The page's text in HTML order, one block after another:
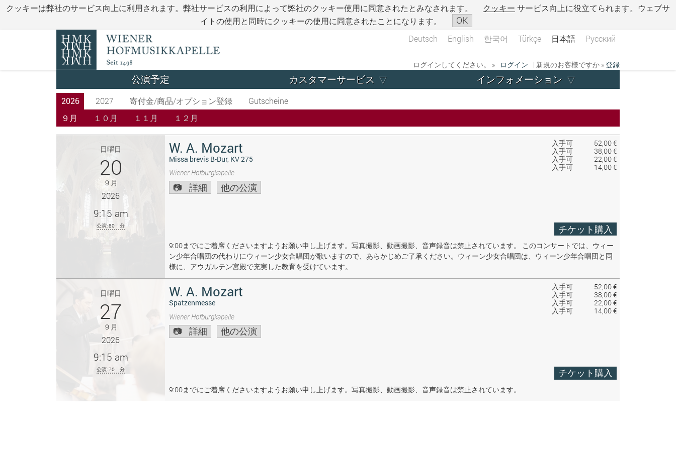
クッキーは弊社のサービス向上に利用されます。弊社サービスの利用によって弊社のクッキー使用に同意されたとみなされます。 クッキー サービス向上に役立てられます。ウェブサ
イトの使用と同時にクッキーの使用に同意されたことになります。
OK
Deutsch English 한국어 Türkçe 日本語 Русский
ログインしてください。 » ログイン | 新規のお客様ですか »登録
公演予定 カスタマーサービス インフォメーション
2026 2027 寄付金/商品/オプション登録
Gutscheine
９月
１０月 １１月 １２月
入手可
52,00 €
入手可
38,00 €
入手可
22,00 €
入手可
14,00 €
日曜日
20
９月
2026
9:15 am
公演: 80 分
W. A. Mozart
Missa brevis B-Dur, KV 275
Wiener Hofburgkapelle
詳細 他の公演
チケット購入
9:00までにご着席くださいますようお願い申し上げます。写真撮影、動画撮影、音声録音は禁止されています。 このコンサートでは、ウィー
ン少年合唱団の代わりにウィーン少女合唱団が歌いますので、あらかじめご了承ください。ウィーン少女合唱団は、ウィーン少年合唱団と同
様に、アウガルテン宮殿で充実した教育を受けています。
入手可
52,00 €
入手可
38,00 €
入手可
22,00 €
入手可
14,00 €
日曜日
27
９月
2026
9:15 am
公演: 70 分
W. A. Mozart
Spatzenmesse
Wiener Hofburgkapelle
詳細 他の公演
チケット購入
9:00までにご着席くださいますようお願い申し上げます。写真撮影、動画撮影、音声録音は禁止されています。